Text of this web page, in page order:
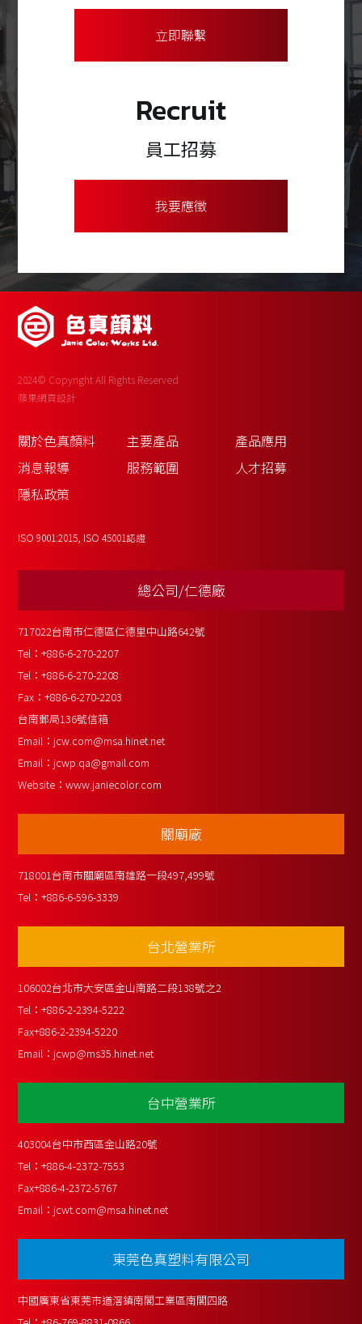
立即聯繫
Recruit
員工招募
我要應徵
2024© Copyright All Rights Reserved
蘋果網頁設計
關於色真顏料 主要產品
產品應用
消息報導
服務範圍
人才招募
隱私政策
ISO 9001:2015, ISO 45001認證
總公司/仁德廠
717022台南市仁德區仁德里中山路642號
Tel：+886-6-270-2207
Tel：+886-6-270-2208
Fax：+886-6-270-2203
台南郵局136號信箱
Email： jcw.com@msa.hinet.net
Email： jcwp.qa@gmail.com
Website：www.janiecolor.com
關廟廠
718001台南市關廟區南雄路一段497,499號
Tel：+886-6-596-3339
台北營業所
106002台北市大安區金山南路二段138號之2
Tel：+886-2-2394-5222
Fax+886-2-2394-5220
Email： jcwp@ms35.hinet.net
台中營業所
403004台中市西區金山路20號
Tel：+886-4-2372-7553
Fax+886-4-2372-5767
Email： jcwt.com@msa.hinet.net
東莞色真塑料有限公司
中國廣東省東莞市道滘鎮南閣工業區南閣四路